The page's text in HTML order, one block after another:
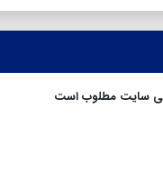
سایت مطلوب است